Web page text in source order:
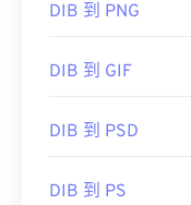
DIB 到 PNG
DIB 到 GIF
DIB 到 PSD
DIB 到 PS